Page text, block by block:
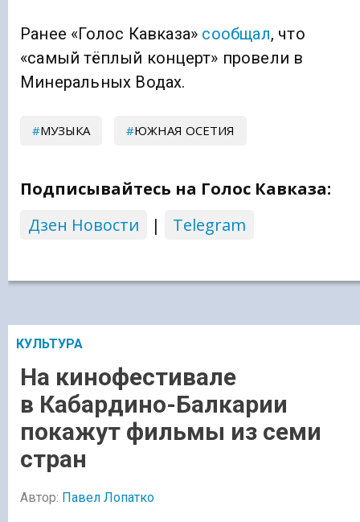
Ранее «Голос Кавказа» сообщал, что
«самый тёплый концерт» провели в
Минеральных Водах.
МУЗЫКА ЮЖНАЯ ОСЕТИЯ
Подписывайтесь на Голос Кавказа:
Дзен Новости
| Telegram
КУЛЬТУРА
На кинофестивале
в Кабардино-Балкарии
покажут фильмы из семи
стран
Автор: Павел Лопатко